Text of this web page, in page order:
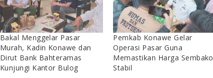
Bakal Menggelar Pasar
Murah, Kadin Konawe dan
Dirut Bank Bahteramas
Kunjungi Kantor Bulog
Pemkab Konawe Gelar
Operasi Pasar Guna
Memastikan Harga Sembako
Stabil